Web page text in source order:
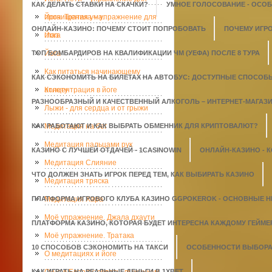
КАК ДЕЛАТЬ СТАВКИ НА СКАЧКИ? УМНОЕ ГОЛОСОВАНИЕ -
ОНЛАЙН-КАЗИНО: ПОЧЕМУ СТОИТ ПОПРОБОВАТЬ ПОЧЕМУ
ТОП БОМБАРДИРОВ НА КВАЛИФИКАЦИИ ЧМ (УЕФА) ПОСЛЕ 8 ТУРА
КАК СЭКОНОМИТЬ НА БИЛЕТАХ НА АВТОБУС: ДОСТУПНЫЕ
РАЗНООБРАЗНЫЙ И КАЧЕСТВЕННЫЙ АЛКОГОЛЬ – ИНТЕРНЕТ-
КАК РАБОТАЮТ И КАК ВЫБРАТЬ ОБМЕННИК ДЛЯ КРИПТОВАЛЮТ?
КАЗИНО С ЛУЧШЕЙ ОТДАЧЕЙ - 1СASINOWIN ОНЛАЙН-КАЗИНО -
ЧТО ДОЛЖЕН ЗНАТЬ ИГРОК ПЕРЕД ТЕМ, КАК ВЫБИРАТЬ КАЗИНО
ПЛАТФОРМА ИГРОВОГО КЛУБА КАЗИНО GGPOKEROK -
ПЛАТФОРМА КАЗИНО, КОТОРАЯ БУДЕТ ИНТЕРЕСНА КАЖДОМУ
10 СПОСОБОВ СЭКОНОМИТЬ НА ТАКСИ ОСОБЕННОСТИ
прочищения ума.
Йога. Тратака – упражнение для
глаз
Йога
Йога
Как питаться начинающему
атлету
Концентрация в йоге
Лыжи - для сердца и от грыжи
Медитация на бег
Медитация пальцами рук
Медитация Слияние
Медитация тряска
Медитация Хара
Моё упражнение. Джала дхаути
Моё упражнение. Тратака
О медитациях и йоге